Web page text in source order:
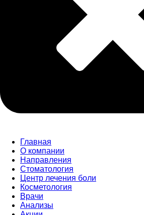
Главная
О компании
Направления
Стоматология
Центр лечения боли
Косметология
Врачи
Анализы